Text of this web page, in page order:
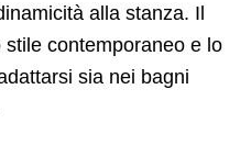
alla stanza. Il
stile contemporaneo e lo
sia nei bagni